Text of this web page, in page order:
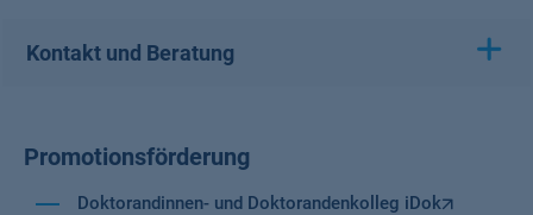
Kontakt und Beratung
Promotionsförderung
Doktorandinnen- und Doktorandenkolleg iDok